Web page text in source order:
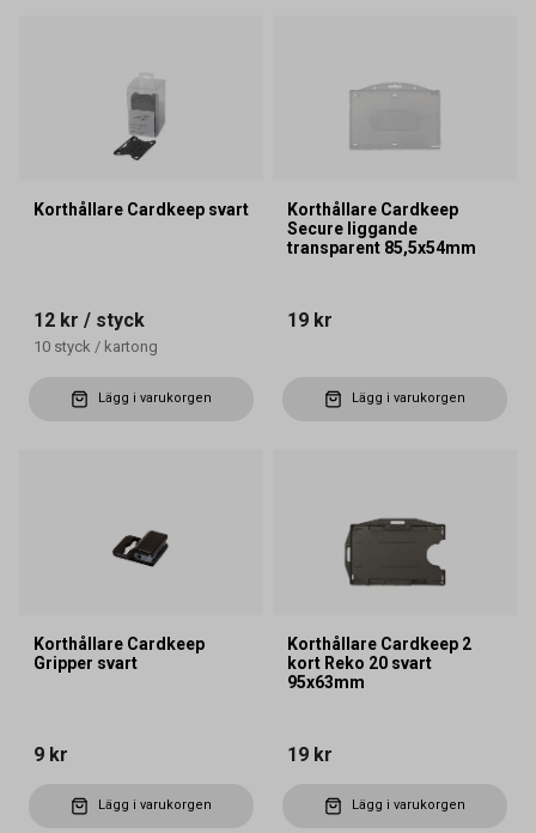
Korthållare Cardkeep svart
12 kr / styck
10 styck / kartong
Lägg i varukorgen
Korthållare Cardkeep
Secure liggande
transparent 85,5x54mm
19 kr
Lägg i varukorgen
Korthållare Cardkeep
Gripper svart
9 kr
Lägg i varukorgen
Korthållare Cardkeep 2
kort Reko 20 svart
95x63mm
19 kr
Lägg i varukorgen